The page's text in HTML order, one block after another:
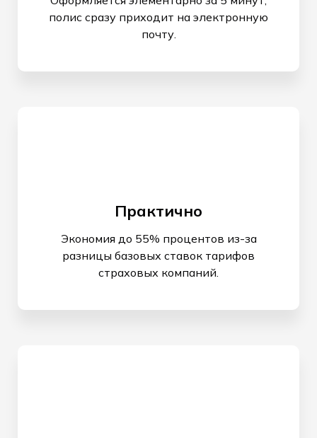
полис сразу приходит на электронную
почту.
Практично
Экономия до 55% процентов из-за
разницы базовых ставок тарифов
страховых компаний.